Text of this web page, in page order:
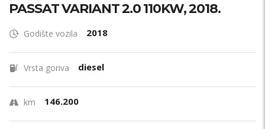
PASSAT VARIANT 2.0 110KW, 2018.
Godište vozila 2018
Vrsta goriva diesel
km 146.200